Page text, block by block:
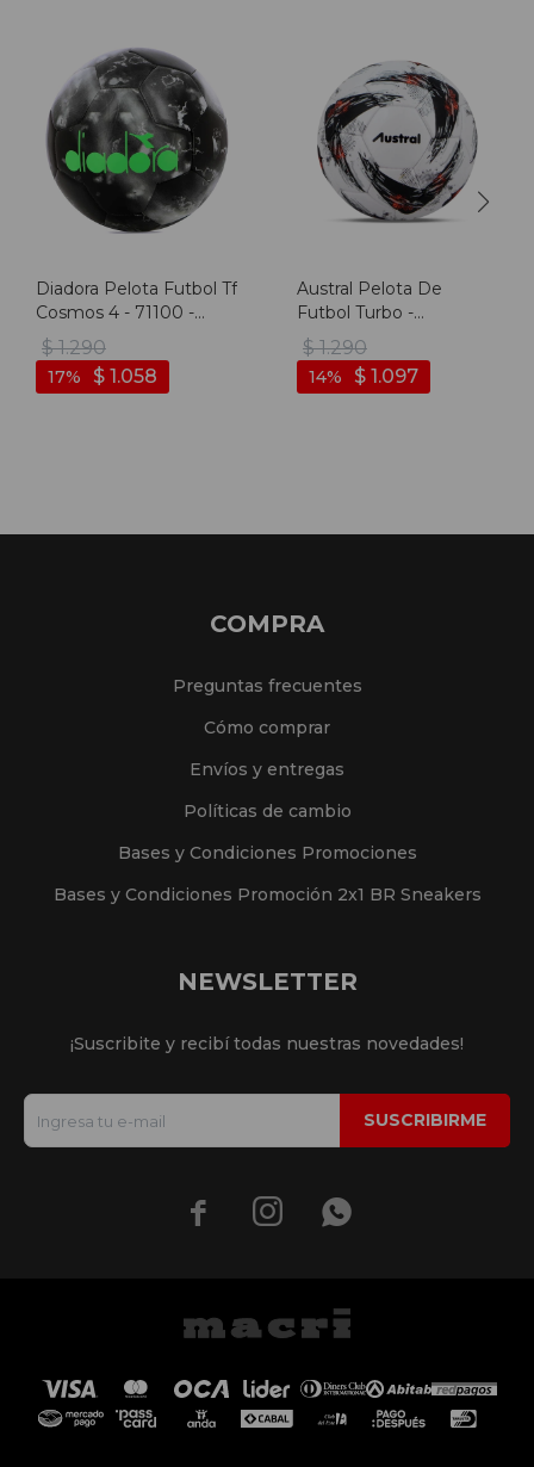
Diadora Pelota Futbol Tf
Cosmos 4 - 71100 -
Negro-verde
$ 1.290
$ 1.058
17
Austral Pelota De
Futbol Turbo -
Blanco/multicolor -
Blanco-multicolor
$ 1.290
$ 1.097
14
COMPRA
Preguntas frecuentes
Cómo comprar
Envíos y entregas
Políticas de cambio
Bases y Condiciones Promociones
Bases y Condiciones Promoción 2x1 BR Sneakers
NEWSLETTER
¡Suscribite y recibí todas nuestras novedades!
SUSCRIBIRME
  